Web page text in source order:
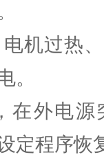
机过热
。
在外电源
定程序恢